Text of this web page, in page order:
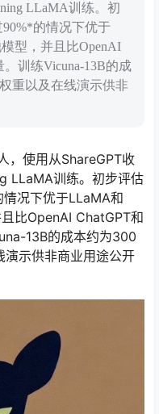
LLaMA训练。初
90%*的情况下优于
型，并且比OpenAI
。训练Vicuna-13B的成
重以及在线演示供非
，使用从ShareGPT收
LLaMA训练。初步评估
况下优于LLaMA和
比OpenAI ChatGPT和
13B的成本约为300
演示供非商业用途公开